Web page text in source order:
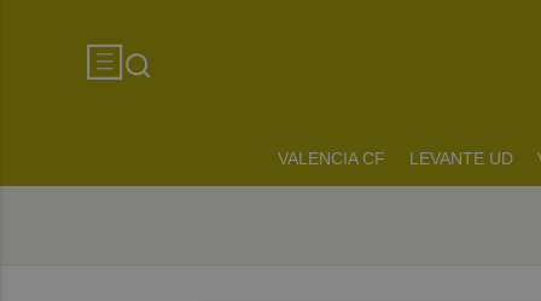
VALENCIA CF LEVANTE UD